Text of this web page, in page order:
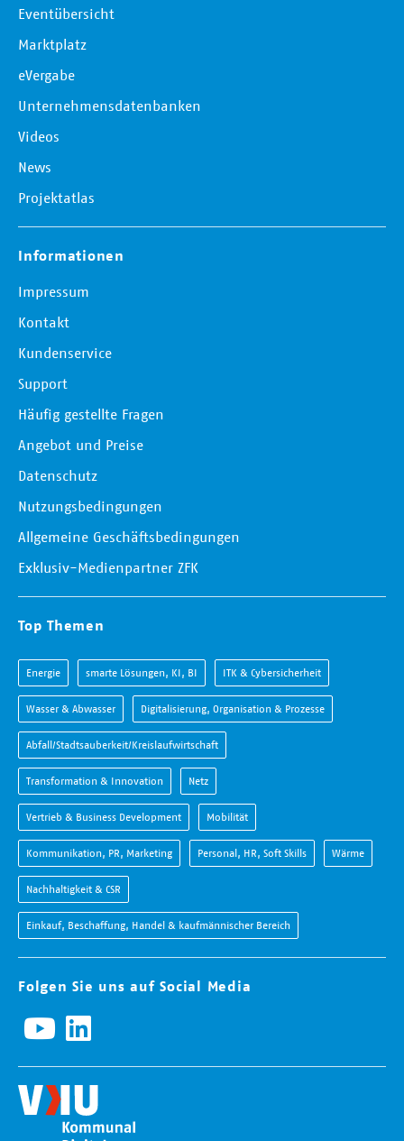
Eventübersicht
Marktplatz
eVergabe
Unternehmensdatenbanken
Videos
News
Projektatlas
Informationen
Impressum
Kontakt
Kundenservice
Support
Häufig gestellte Fragen
Angebot und Preise
Datenschutz
Nutzungsbedingungen
Allgemeine Geschäftsbedingungen
Exklusiv-Medienpartner ZFK
Top Themen
Energie smarte Lösungen, KI, BI ITK & Cybersicherheit
Wasser & Abwasser Digitalisierung, Organisation & Prozesse
Abfall/Stadtsauberkeit/Kreislaufwirtschaft
Transformation & Innovation Netz
Vertrieb & Business Development Mobilität
Kommunikation, PR, Marketing Personal, HR, Soft Skills Wärme
Nachhaltigkeit & CSR
Einkauf, Beschaffung, Handel & kaufmännischer Bereich
Folgen Sie uns auf Social Media